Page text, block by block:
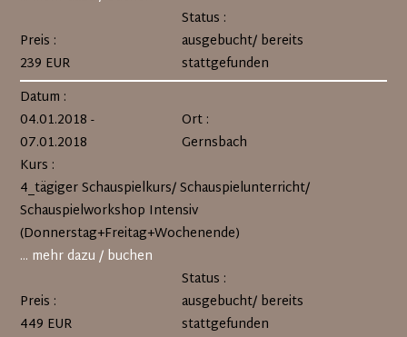
Preis :
239 EUR
Status :
ausgebucht/ bereits
stattgefunden
Datum :
04.01.2018 -
07.01.2018
Ort :
Gernsbach
Kurs :
4_tägiger Schauspielkurs/ Schauspielunterricht/
Schauspielworkshop Intensiv
(Donnerstag+Freitag+Wochenende)
... mehr dazu / buchen
Preis :
449 EUR
Status :
ausgebucht/ bereits
stattgefunden